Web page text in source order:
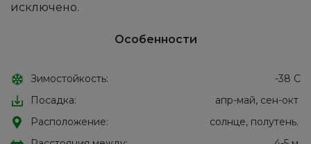
исключено.
Особенности
Зимостойкость:
-38 С
Посадка:
апр-май, сен-окт
Расположение:
солнце, полутень.